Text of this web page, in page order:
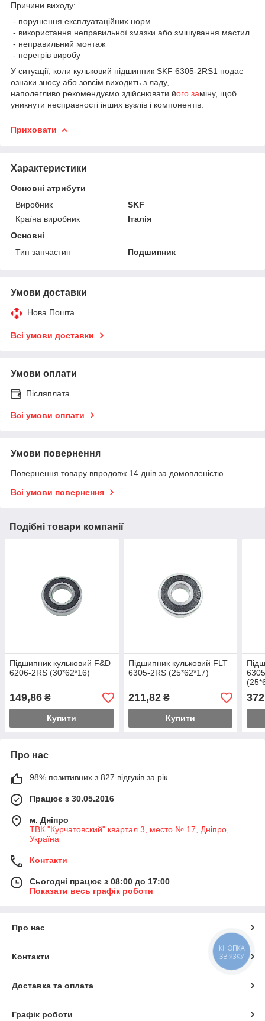
Причини виходу:
- порушення експлуатаційних норм
- використання неправильної змазки або змішування мастил
- неправильний монтаж
- перегрів виробу
У ситуації, коли кульковий підшипник SKF 6305-2RS1 подає
ознаки зносу або зовсім виходить з ладу,
наполегливо рекомендуємо здійснювати його заміну, щоб
уникнути несправності інших вузлів і компонентів.
Приховати
Характеристики
Основні атрибути
Виробник
SKF
Країна виробник
Італія
Основні
Тип запчастин
Подшипник
Умови доставки
Нова Пошта
Всі умови доставки
Умови оплати
Післяплата
Всі умови оплати
Умови повернення
Повернення товару впродовж 14 днів за домовленістю
Всі умови повернення
Подібні товари компанії
Підшипник кульковий F&D
6206-2RS (30*62*16)
149,86 ₴
Купити
Підшипник кульковий FLT
6305-2RS (25*62*17)
211,82₴
Купити
Про нас
98% позитивних з 827 відгуків за рік
Працює з 30.05.2016
м. Дніпро
ТВК "Курчатовский" квартал 3, место № 17, Дніпро,
Україна
Контакти
Сьогодні працює з 08:00 до 17:00
Показати весь графік роботи
Про нас
Контакти
Доставка та оплата
Графік роботи
КНОПКА
ЗВ'ЯЗКУ